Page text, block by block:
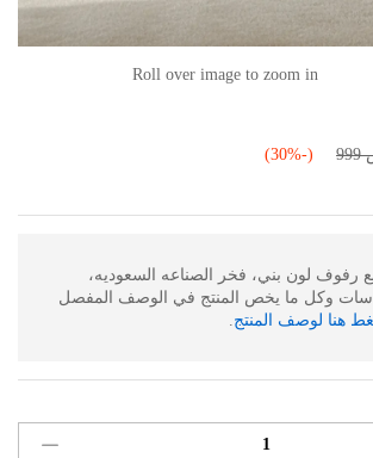
Roll over image to zoom in
999
(-30%)
رفوف لون بني، فخر الصناعه السعوديه،
وكل ما يخص المنتج في الوصف المفصل
هنا لوصف المنتج.